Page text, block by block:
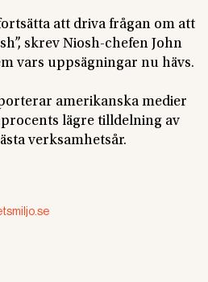
att driva frågan om att
skrev Niosh-chefen John
vars uppsägningar nu hävs.
amerikanska medier
procents lägre tilldelning av
verksamhetsår.